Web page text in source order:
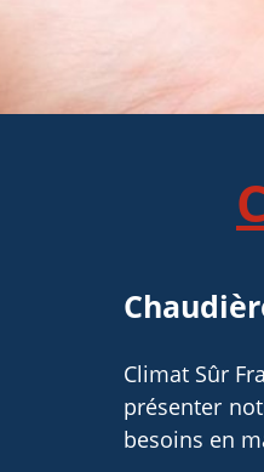
Climat Sûr
présenter
besoins en